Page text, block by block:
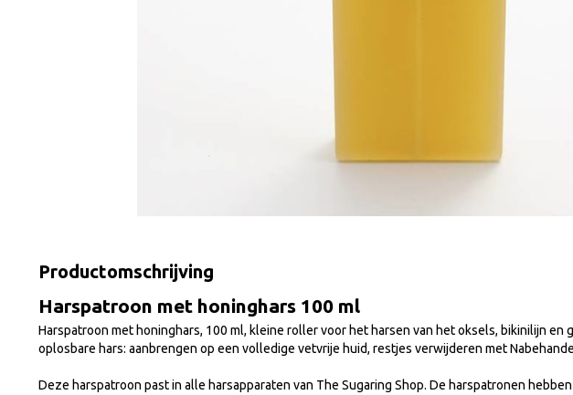
Productomschrijving
Harspatroon met honinghars 100 ml
Harspatroon met honinghars, 100 ml, kleine roller voor het harsen van het oksels, bikinilijn en
oplosbare hars: aanbrengen op een volledige vetvrije huid, restjes verwijderen met
Deze harspatroon past in alle harsapparaten van The Sugaring Shop. De harspatronen